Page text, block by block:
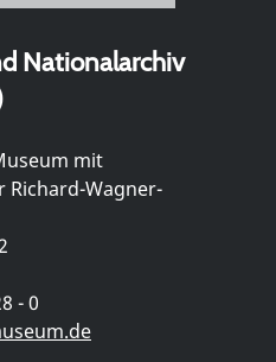
Nationalarchiv
mit
Richard-Wagner-
- 0